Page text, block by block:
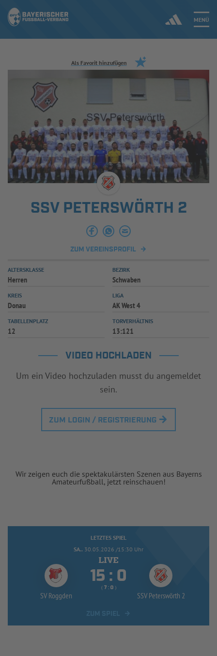
MENÜ
Jetzt einloggen
ERGEBNISSE & WETTBEWERBE
NEUIGKEITEN
SPIELBETRIEB & VERBANDSLEBEN
AUSBILDUNG & FÖRDERUNG
INFOTHEK SPIELPLUS
Als Favorit hinzufügen
SSV PETERSWÖRTH 2
ZUM VEREINSPROFIL
ALTERSKLASSE
Herren
BEZIRK
Schwaben
KREIS
Donau
LIGA
AK West 4
TABELLENPLATZ
12
TORVERHÄLTNIS
13:121
VIDEO HOCHLADEN
Um ein Video hochzuladen musst du angemeldet
sein.
ZUM LOGIN / REGISTRIERUNG
Wir zeigen euch die spektakulärsten Szenen aus Bayerns
Amateurfußball, jetzt reinschauen!
LETZTES SPIEL
SA.. 30.05.2026 /15:30 Uhr
SV Roggden
 : 
(  :  )
SSV Peterswörth 2